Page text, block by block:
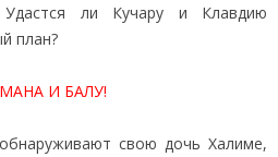
ли Кучару и Клавдию
план?
И БАЛУ!
свою дочь Халиме,